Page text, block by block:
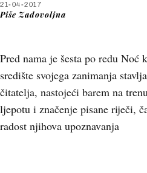
21-04-2017
Piše Zadovoljna
Pred nama je šesta po redu Noć
središte svojega zanimanja
čitatelja, nastojeći barem na
ljepotu i značenje pisane riječi,
radost njihova upoznavanja